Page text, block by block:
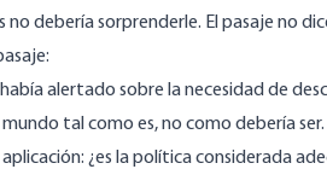
no debería sorprenderle. El pasaje no
alertado sobre la necesidad de
tal como es, no como debería
¿es la política considerada